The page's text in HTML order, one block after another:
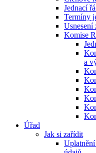
Jednací
Termíny
Usnesení
Komise
a
Úřad
Jak si zařídit